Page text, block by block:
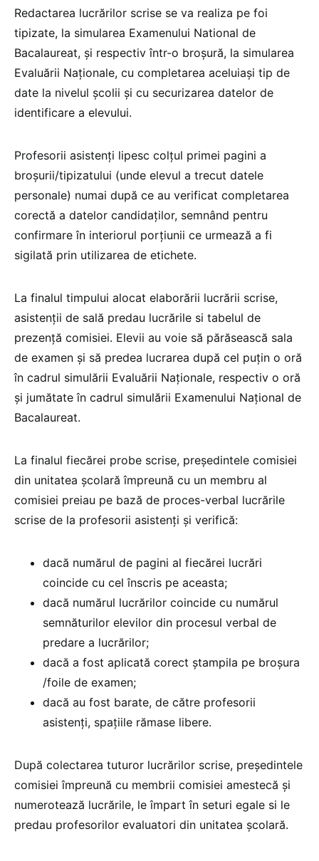
Redactarea lucrărilor scrise se va realiza pe foi
tipizate, la simularea Examenului National de
Bacalaureat, și respectiv într-o broșură, la simularea
Evaluării Naționale, cu completarea aceluiași tip de
date la nivelul școlii și cu securizarea datelor de
identificare a elevului.
Profesorii asistenți lipesc colțul primei pagini a
broșurii/tipizatului (unde elevul a trecut datele
personale) numai după ce au verificat completarea
corectă a datelor candidaților, semnând pentru
confirmare în interiorul porțiunii ce urmează a fi
sigilată prin utilizarea de etichete.
La finalul timpului alocat elaborării lucrării scrise,
asistenții de sală predau lucrările si tabelul de
prezență comisiei. Elevii au voie să părăsească sala
de examen și să predea lucrarea după cel puțin o oră
în cadrul simulării Evaluării Naționale, respectiv o oră
şi jumătate în cadrul simulării Examenului Național de
Bacalaureat.
La finalul fiecărei probe scrise, președintele comisiei
din unitatea școlară împreună cu un membru al
comisiei preiau pe bază de proces-verbal lucrările
scrise de la profesorii asistenți și verifică:
dacă numărul de pagini al fiecărei lucrări
coincide cu cel înscris pe aceasta;
dacă numărul lucrărilor coincide cu numărul
semnăturilor elevilor din procesul verbal de
predare a lucrărilor;
dacă a fost aplicată corect ştampila pe broșura
/foile de examen;
dacă au fost barate, de către profesorii
asistenți, spațiile rămase libere.
După colectarea tuturor lucrărilor scrise, președintele
comisiei împreună cu membrii comisiei amestecă și
numerotează lucrările, le împart în seturi egale si le
predau profesorilor evaluatori din unitatea școlară.